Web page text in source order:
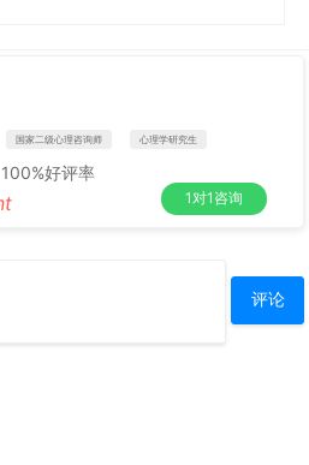
国家二级心理咨询师 心理学研究生
100%好评率
1对1咨询